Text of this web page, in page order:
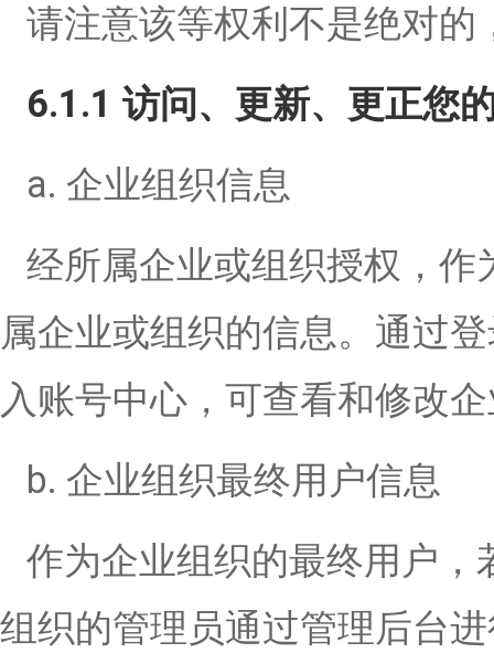
请注意该等权利不是绝对
6.1.1 访问、更新、更正您
a. 企业组织信息
经所属企业或组织授权，
属企业或组织的信息。通过
入账号中心，可查看和修改
b. 企业组织最终用户信息
作为企业组织的最终用户
组织的管理员通过管理后台